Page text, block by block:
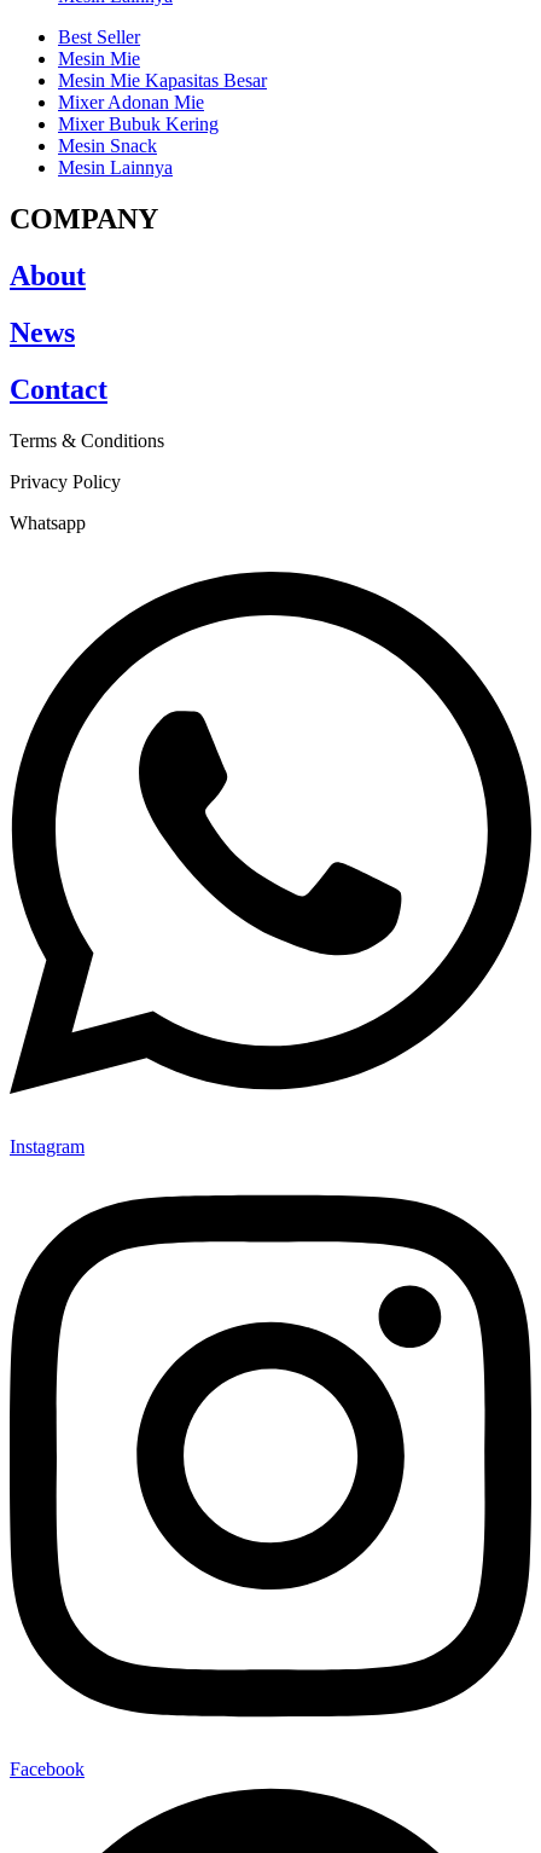
Best Seller
Mesin Mie
Mesin Mie Kapasitas Besar
Mixer Adonan Mie
Mixer Bubuk Kering
Mesin Snack
Mesin Lainnya
COMPANY
About
News
Contact
Terms & Conditions
Privacy Policy
Whatsapp
Instagram
Facebook